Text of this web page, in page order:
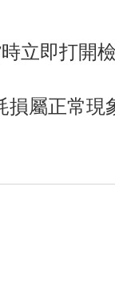
立即打開
屬正常現